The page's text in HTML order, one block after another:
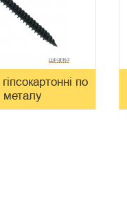
по
металу